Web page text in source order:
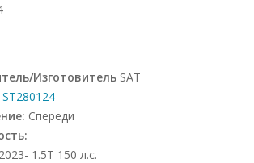
Изготовитель SAT
ST280124
Спереди
1.5Т 150 л.с.